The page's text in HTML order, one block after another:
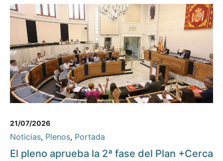
21/07/2026
Noticias, Plenos, Portada
El pleno aprueba la 2ª fase del Plan +Cerca